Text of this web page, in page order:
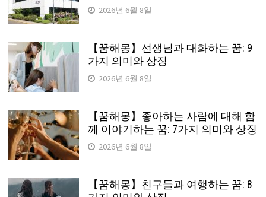
2026년 6월 8일
【꿈해몽】선생님과 대화하는 꿈: 9
가지 의미와 상징
2026년 6월 8일
【꿈해몽】좋아하는 사람에 대해 함
께 이야기하는 꿈: 7가지 의미와 상징
2026년 6월 8일
【꿈해몽】친구들과 여행하는 꿈: 8